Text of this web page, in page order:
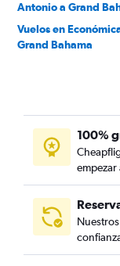
Antonio a Grand
Vuelos en
Grand Bahama
100%
empezar